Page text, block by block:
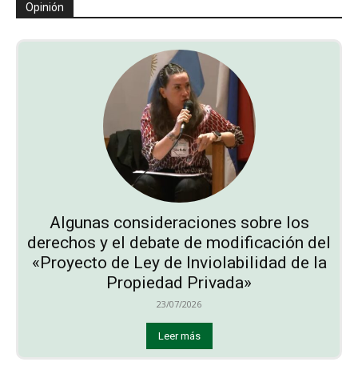
Opinión
Algunas consideraciones sobre los
derechos y el debate de modificación del
«Proyecto de Ley de Inviolabilidad de la
Propiedad Privada»
23/07/2026
Leer más